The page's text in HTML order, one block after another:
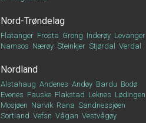
Nord-Trøndelag
Flatanger Frosta Grong Inderøy Levanger
Namsos Nærøy Steinkjer Stjørdal Verdal
Nordland
Alstahaug Andenes Andøy Bardu Bodø
Evenes Fauske Flakstad Leknes Lødingen
Mosjøen Narvik Rana Sandnessjøen
Sortland Vefsn Vågan Vestvågøy